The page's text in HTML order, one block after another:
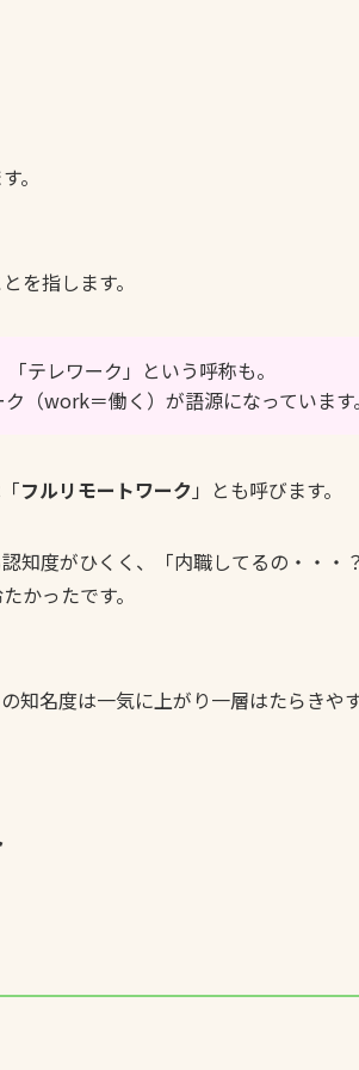
。
を指します。
テレワーク」という呼称も。
（work＝働く）が語源になっています
フルリモートワーク 」とも呼びます。
知度がひくく、「内職してるの・・・
かったです。
知名度は一気に上がり一層はたらきや